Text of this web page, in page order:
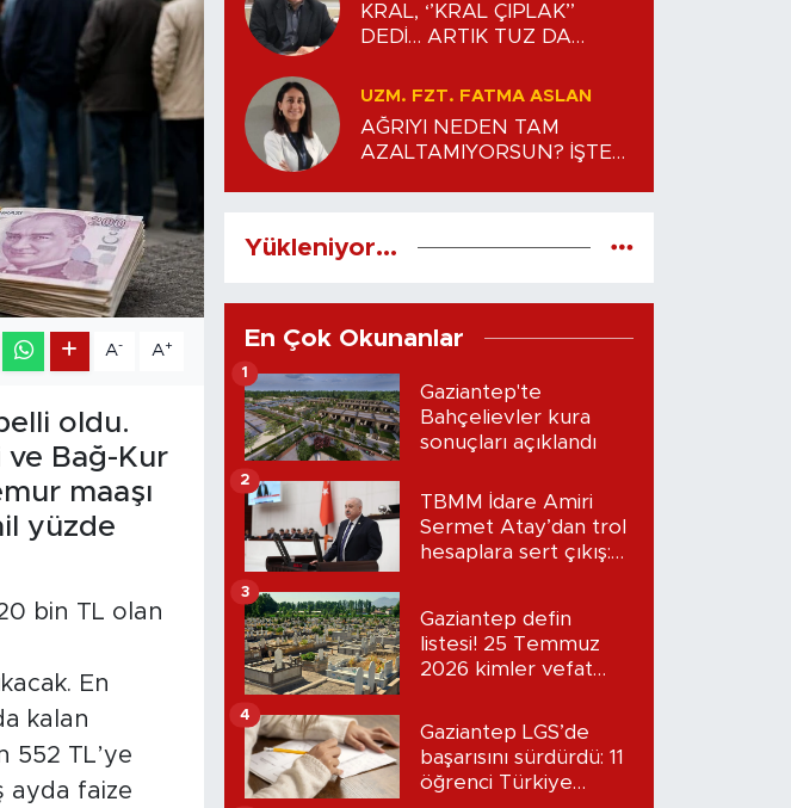
A- A+
oldu.
ve Bağ-Kur
maaşı
yüzde
bin TL olan
En
kalan
552 TL’ye
ayda faize
KRAL, ‘’KRAL ÇIPLAK’’
DEDİ… ARTIK TUZ DA
yazdı...
UZM. FZT. FATMA ASLAN
AĞRIYI NEDEN TAM
AZALTAMIYORSUN? İŞTE
Yükleniyor...
En Çok Okunanlar
Gaziantep'te
Bahçelievler kura
sonuçları açıklandı
1
TBMM İdare Amiri
Sermet Atay’dan trol
hesaplara sert çıkış:
2
Gaziantep defin
listesi! 25 Temmuz
2026 kimler vefat
3
Gaziantep LGS’de
başarısını sürdürdü: 11
öğrenci Türkiye
4